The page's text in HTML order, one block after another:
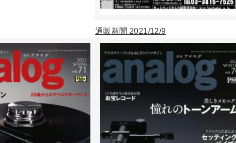
通販新聞 2021/12/9